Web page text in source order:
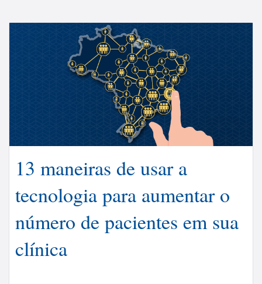
13 maneiras de usar a
tecnologia para aumentar o
número de pacientes em sua
clínica